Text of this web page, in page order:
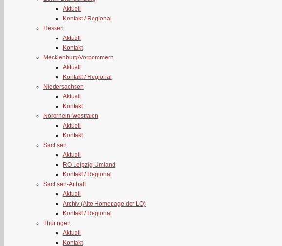
Aktuell
Kontakt / Regional
Hessen
Aktuell
Kontakt
Mecklenburg/Vorpommern
Aktuell
Kontakt / Regional
Niedersachsen
Aktuell
Kontakt
Nordrhein-Westfalen
Aktuell
Kontakt
Sachsen
Aktuell
RO Leipzig-Umland
Kontakt / Regional
Sachsen-Anhalt
Aktuell
Archiv (Alte Homepage der LO)
Kontakt / Regional
Thüringen
Aktuell
Kontakt